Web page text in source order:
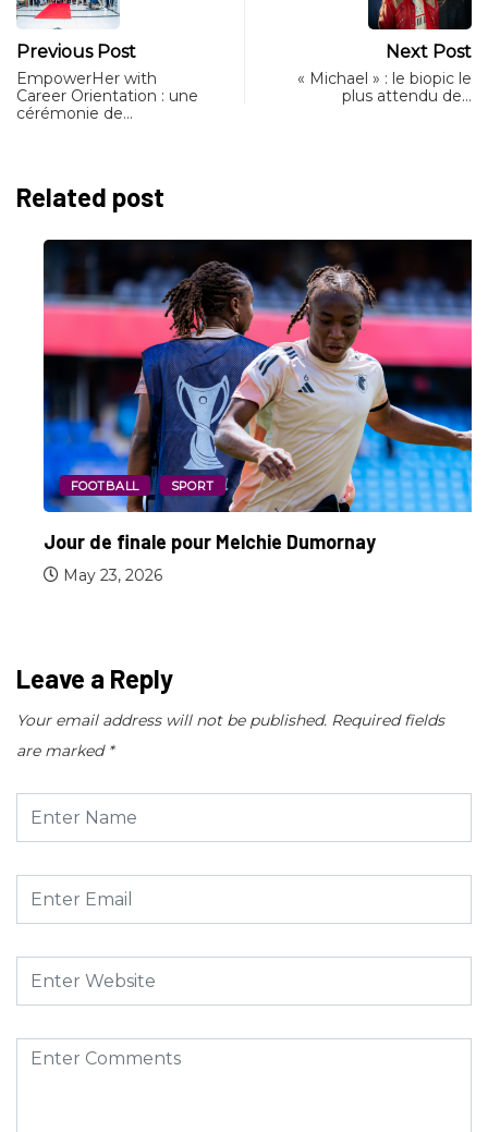
Previous Post
EmpowerHer with
Career Orientation : une
cérémonie de…
Next Post
« Michael » : le biopic le
plus attendu de…
Related post
FOOTBALL SPORT
Jour de finale pour Melchie Dumornay
May 23, 2026
Leave a Reply
Your email address will not be published. Required fields
are marked *